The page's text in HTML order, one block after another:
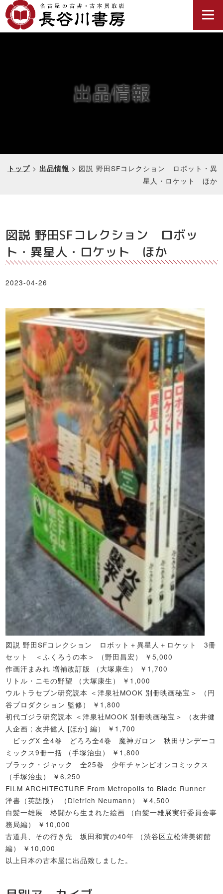
出品情報
トップ> 出品情報 > 図説 野田SFコレクション ロボット・異
星人・ロケット ほか
図説 野田SFコレクション ロボッ
ト・異星人・ロケット ほか
2023-04-26
図説 野田SFコレクション ロボット＋異星人＋ロケット 3冊
セット ＜ふくろうの本＞ （野田昌宏） ￥5,000
作画汗まみれ 増補改訂版 （大塚康生） ￥1,700
リトル・ニモの野望 （大塚康生） ￥1,000
ウルトラセブン研究読本 ＜洋泉社MOOK 別冊映画秘宝＞ （円
谷プロダクション 監修） ￥1,800
初代ゴジラ研究読本 ＜洋泉社MOOK 別冊映画秘宝＞ （友井健
人企画 ; 友井健人 [ほか] 編） ￥1,700
ビッグX 全4巻 どろろ全4巻 魔神ガロン 秋田サンデーコ
ミックス9冊一括 （手塚治虫） ￥1,800
ブラック・ジャック 全25巻 少年チャンピオンコミックス
（手塚治虫） ￥6,250
FILM ARCHITECTURE From Metropolis to Blade Runner
洋書（英語版） （Dietrich Neumann） ￥4,500
白髪一雄展 格闘から生まれた絵画 （白髪一雄展実行委員会事
務局編） ￥10,000
古道具、その行き先 坂田和實の40年 （渋谷区立松濤美術館
編） ￥10,000
以上日本の古本屋に出品致しました。